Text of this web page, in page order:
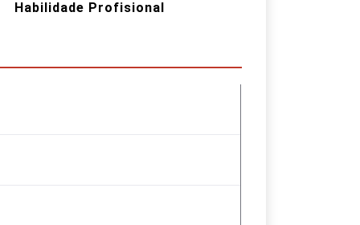
Habilidade Profisional